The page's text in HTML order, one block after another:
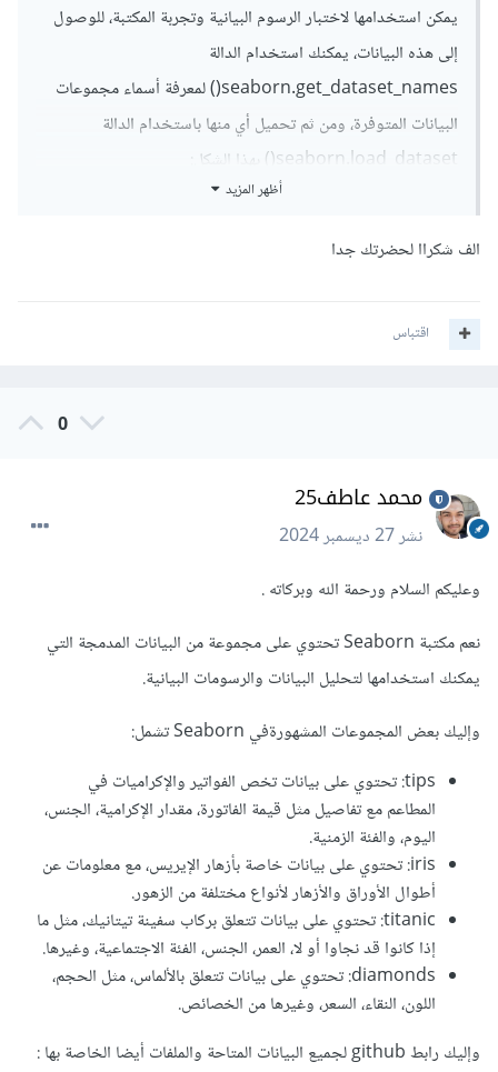
يمكن استخدامها لاختبار الرسوم البيانية وتجربة المكتبة، للوصول
إلى هذه البيانات، يمكنك استخدام الدالة
seaborn.get_dataset_names() لمعرفة أسماء مجموعات
البيانات المتوفرة، ومن ثم تحميل أي منها باستخدام الدالة
seaborn.load_dataset() بهذا الشكل:
print
أظهر المزيد
الف شكراا لحضرتك جدا
اقتباس
0
محمد عاطف25
نشر27 ديسمبر 2024
وعليكم السلام ورحمة الله وبركاته .
نعم مكتبة Seaborn تحتوي على مجموعة من البيانات المدمجة التي
يمكنك استخدامها لتحليل البيانات والرسومات البيانية.
وإليك بعض المجموعات المشهورةفي Seaborn تشمل:
tips: تحتوي على بيانات تخص الفواتير والإكراميات في
المطاعم مع تفاصيل مثل قيمة الفاتورة، مقدار الإكرامية، الجنس،
اليوم، والفئة الزمنية.
iris: تحتوي على بيانات خاصة بأزهار الإيريس، مع معلومات عن
أطوال الأوراق والأزهار لأنواع مختلفة من الزهور.
titanic: تحتوي على بيانات تتعلق بركاب سفينة تيتانيك، مثل ما
إذا كانوا قد نجاوا أو لا، العمر، الجنس، الفئة الاجتماعية، وغيرها.
diamonds: تحتوي على بيانات تتعلق بالألماس، مثل الحجم،
اللون، النقاء، السعر، وغيرها من الخصائص.
وإليك رابط github لجميع البيانات المتاحة والملفات أيضا الخاصة بها